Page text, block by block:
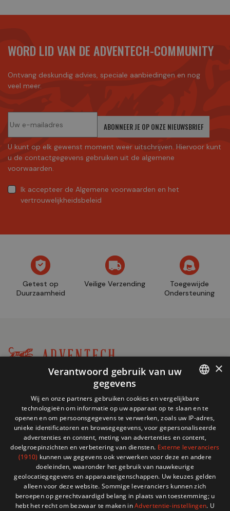
WORD LID VAN DE ADVENTECH-COMMUNITY
Ontvang deskundig advies, speciale aanbiedingen en nog
veel meer.
ABONNEER JE OP ONZE NIEUWSBRIEF
U kunt op elk gewenst moment weer uitschrijven. Hiervoor kunt
u de contactgegevens gebruiken uit de algemene
voorwaarden.
Ik accepteer de Algemene voorwaarden en het
vertrouwelijkheidsbeleid
Getest op
Duurzaamheid
Veilige Verzending
Toegewijde
Ondersteuning
MENU
SHOP
HULP NODIG?
store@adventech.be
Mercuriusstraat 24 - 1930 Zaventem
FRENCH
×
Verantwoord gebruik van uw
gegevens
Wij en onze partners gebruiken cookies en vergelijkbare
technologieën om informatie op uw apparaat op te slaan en te
openen en om persoonsgegevens te verwerken, zoals uw IP-adres,
unieke identificatoren en browsegegevens, voor gepersonaliseerde
advertenties en content, meting van advertenties en content,
doelgroepinzichten en verbetering van diensten. Externe leveranciers
(1910) kunnen uw gegevens ook verwerken voor deze en andere
doeleinden, waaronder het gebruik van nauwkeurige
geolocatiegegevens en apparaateigenschappen. Uw keuzes gelden
alleen voor deze website. Sommige leveranciers kunnen zich
beroepen op gerechtvaardigd belang in plaats van toestemming; u
hebt het recht om bezwaar te maken inAdvertentie-instellingen. U